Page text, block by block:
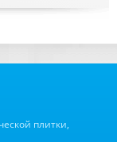
плитки,